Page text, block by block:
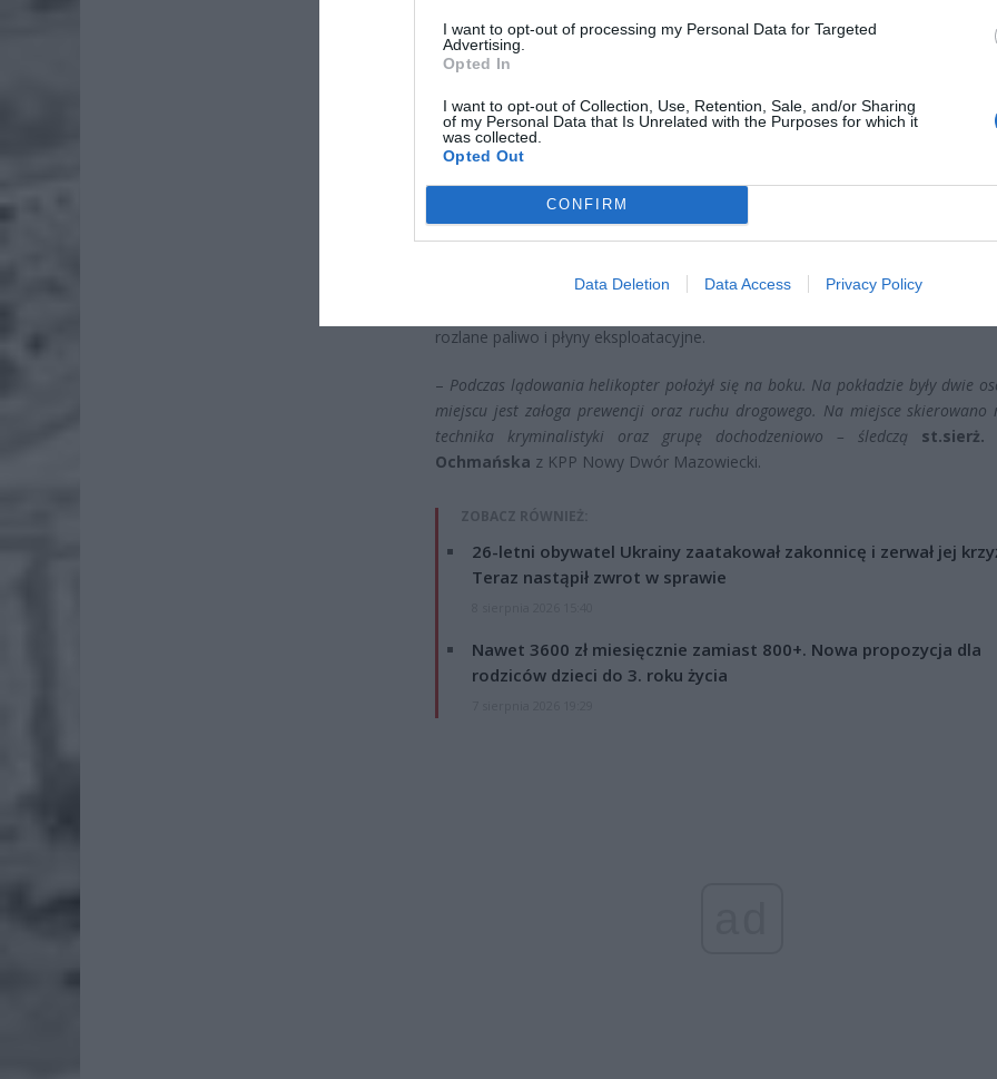
I want to opt-out of processing my Personal Data for Targeted
Advertising.
Opted In
I want to opt-out of Collection, Use, Retention, Sale, and/or Sharing
of my Personal Data that Is Unrelated with the Purposes for which it
was collected.
Opted Out
CONFIRM
Data Deletion Data Access Privacy Policy
Dodaj nas do preferowanych źródeł w Google
sprawdzili czy osoby lecące śmigłowcem nie potrzebują pomocy. Ponieważ
rozlane paliwo i płyny eksploatacyjne.
– Podczas lądowania helikopter położył się na boku. Na pokładzie były dwie
miejscu jest załoga prewencji oraz ruchu drogowego. Na miejsce skierowano
technika kryminalistyki oraz grupę dochodzeniowo – śledczą st.sierż.
Ochmańska z KPP Nowy Dwór Mazowiecki.
ZOBACZ RÓWNIEŻ:
26-letni obywatel Ukrainy zaatakował zakonnicę i zerwał jej
Teraz nastąpił zwrot w sprawie
Nawet 3600 zł miesięcznie zamiast 800+. Nowa propozycja dla
rodziców dzieci do 3. roku życia